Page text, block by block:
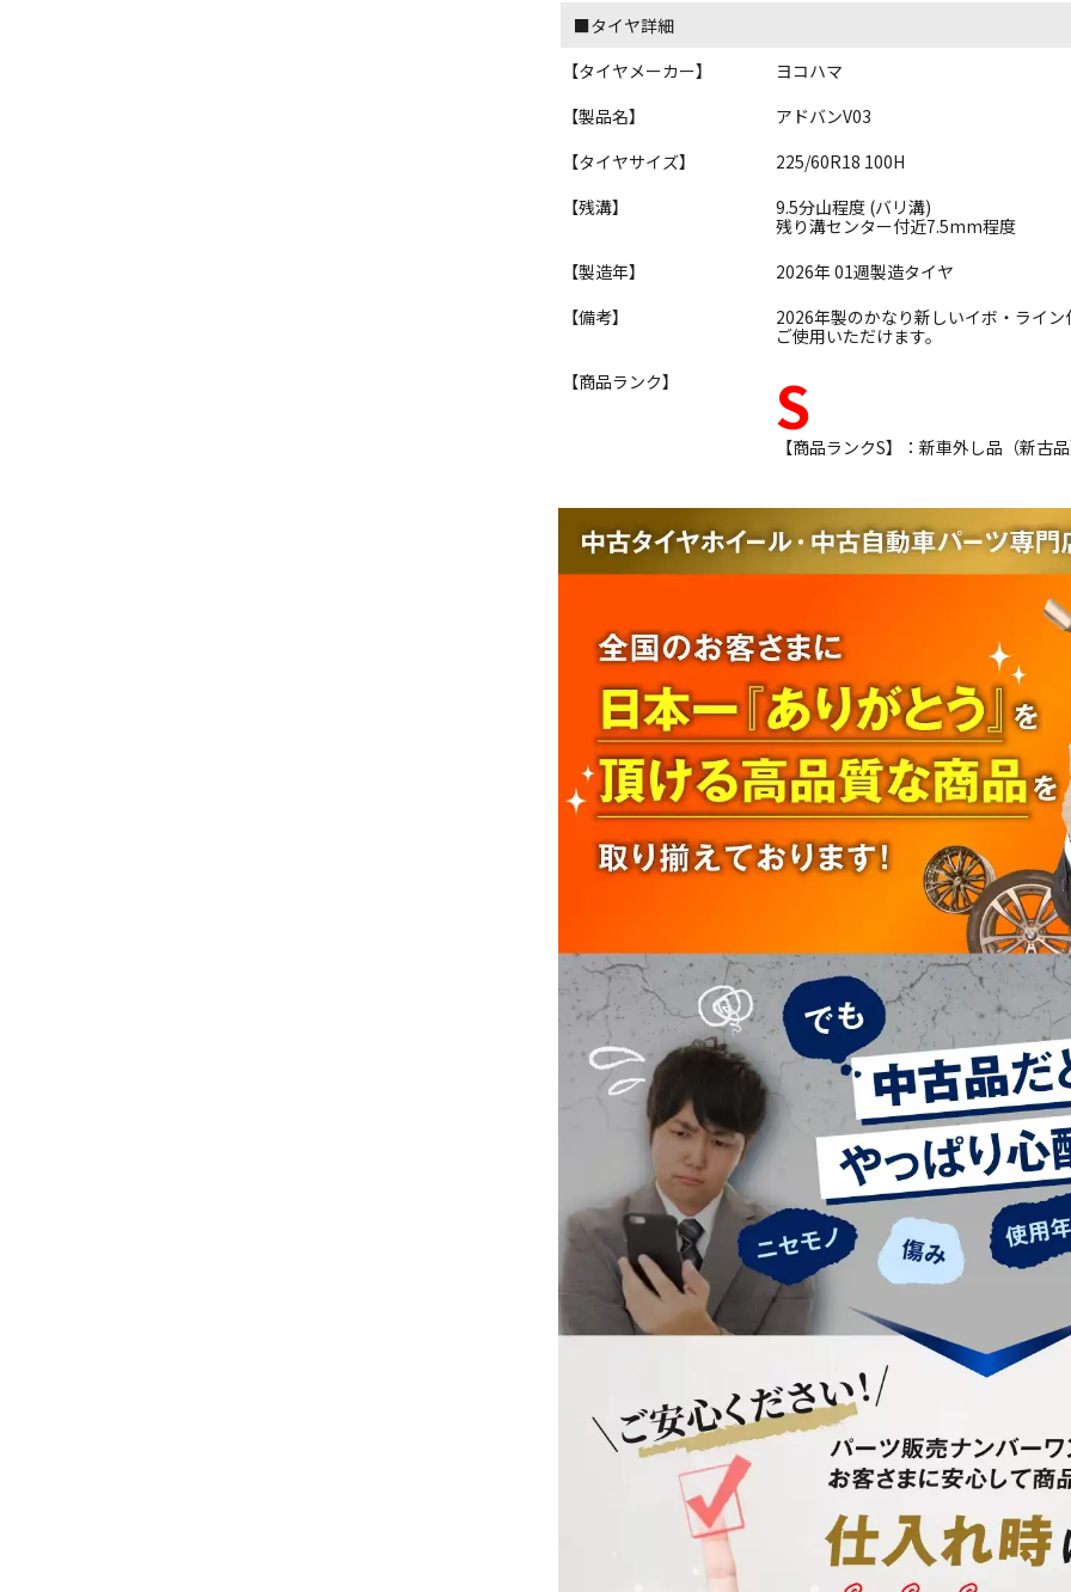
■タイヤ詳細
【タイヤメーカー】
ヨコハマ
【製品名】
アドバンV03
【タイヤサイズ】
225/60R18 100H
【残溝】
9.5分山程度 (バリ溝)
残り溝センター付近7.5mm程度
【製造年】
2026年 01週製造タイヤ
【備考】
2026年製のかなり新しいイボ・ライ
ご使用いただけます。
【商品ランク】
S
【商品ランクS】：新車外し品（新古